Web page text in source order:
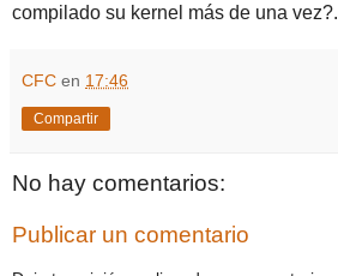
compilado su kernel más de una vez?.
CFC en 17:46
Compartir
No hay comentarios:
Publicar un comentario